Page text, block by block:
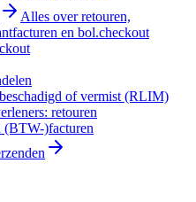
Alles over retouren,
en bol.checkout
of vermist (RLIM)
retouren
(BTW-)facturen